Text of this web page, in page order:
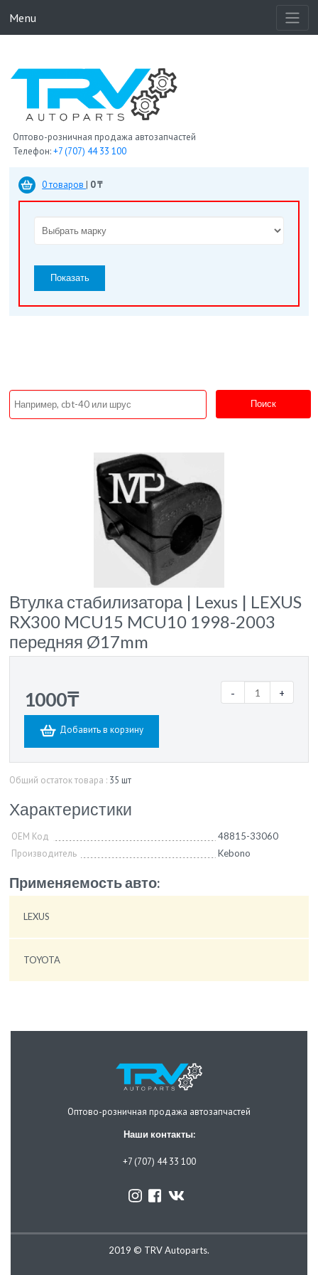
Menu
Оптово-розничная продажа автозапчастей
Телефон:+7 (707) 44 33 100
0 товаров | 0 ₸
Показать
Поиск
Втулка стабилизатора | Lexus | LEXUS
RX300 MCU15 MCU10 1998-2003
передняя Ø17mm
1000₸ - +
Добавить в корзину
Общий остаток товара : 35 шт
Характеристики
OEM Код 48815-33060
Производитель Kebono
Применяемость авто:
LEXUS
TOYOTA
Оптово-розничная продажа автозапчастей
Наши контакты:
+7 (707) 44 33 100
2019 © TRV Autoparts.